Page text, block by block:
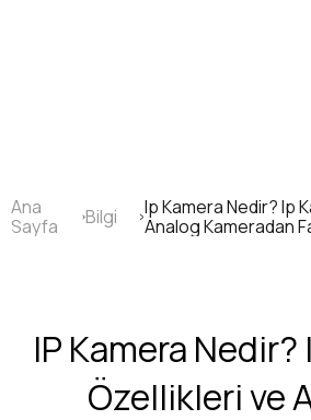
Sayfa
yolu
Ana
Sayfa
Bilgi
Ip Kamera Nedir? Ip
Analog Kameradan
IP Kamera Nedir?
Özellikleri ve